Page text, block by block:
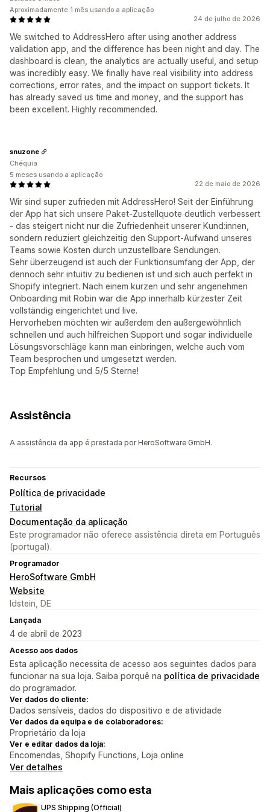
24 de julho de 2026
We switched to AddressHero after using another address
validation app, and the difference has been night and day. The
dashboard is clean, the analytics are actually useful, and setup
was incredibly easy. We finally have real visibility into address
corrections, error rates, and the impact on support tickets. It
has already saved us time and money, and the support has
been excellent. Highly recommended.
Aproximadamente 1 mês usando a aplicação
22 de maio de 2026
Wir sind super zufrieden mit AddressHero! Seit der Einführung
der App hat sich unsere Paket-Zustellquote deutlich verbessert
- das steigert nicht nur die Zufriedenheit unserer Kund:innen,
sondern reduziert gleichzeitig den Support-Aufwand unseres
Teams sowie Kosten durch unzustellbare Sendungen.
Sehr überzeugend ist auch der Funktionsumfang der App, der
dennoch sehr intuitiv zu bedienen ist und sich auch perfekt in
Shopify integriert. Nach einem kurzen und sehr angenehmen
Onboarding mit Robin war die App innerhalb kürzester Zeit
vollständig eingerichtet und live.
Hervorheben möchten wir außerdem den außergewöhnlich
schnellen und auch hilfreichen Support und sogar individuelle
Lösungsvorschläge kann man einbringen, welche auch vom
Team besprochen und umgesetzt werden.
Top Empfehlung und 5/5 Sterne!
snuzone
Chéquia
5 meses usando a aplicação
Assistência
A assistência da app é prestada por HeroSoftware GmbH.
Recursos
Política de privacidade
Tutorial
Documentação da aplicação
Este programador não oferece assistência direta em Português
(portugal).
Programador
HeroSoftware GmbH
Website
Idstein, DE
Lançada
4 de abril de 2023
Acesso aos dados
Esta aplicação necessita de acesso aos seguintes dados para
funcionar na sua loja. Saiba porquê na política de privacidade
do programador.
Ver dados do cliente:
Dados sensíveis, dados do dispositivo e de atividade
Ver dados da equipa e de colaboradores:
Proprietário da loja
Ver e editar dados da loja:
Encomendas, Shopify Functions, Loja online
Ver detalhes
Mais aplicações como esta
UPS Shipping (Official)